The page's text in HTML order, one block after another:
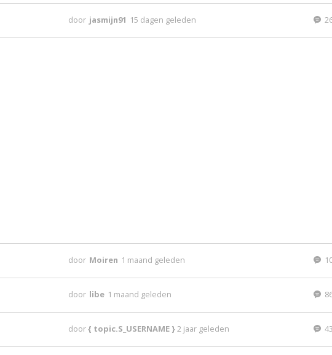
door jasmijn91 15 dagen geleden
door Moiren 1 maand geleden
door libe 1 maand geleden
door{ topic.S_USERNAME }2 jaar geleden